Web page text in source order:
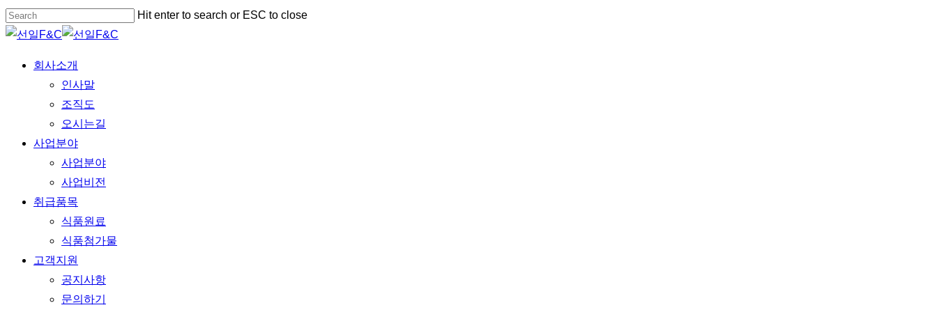
Skip
to
content
Hit enter to search or ESC to close
Close
Menu
회사소개
인사말
조직도
오시는길
사업분야
사업분야
사업비전
취급품목
식품원료
식품첨가물
고객지원
공지사항
문의하기